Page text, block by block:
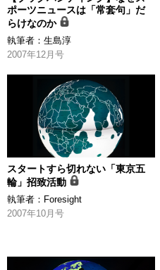
ポーツニュースは「常套句」だ
らけなのか
執筆者： 生島淳
2007年12月号
スタートすら切れない「東京五
輪」招致活動
執筆者： Foresight
2007年10月号